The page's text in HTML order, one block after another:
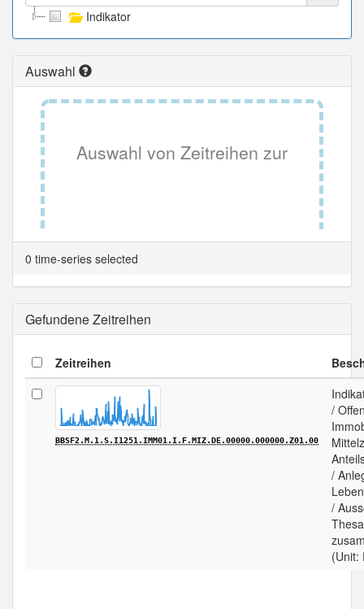
Indikator
Auswahl
Auswahl von Zeitreihen zur
Tabellenansicht.
0 time-series selected
Gefundene Zeitreihen
Zeitreihen
BBSF2.M.1.S.I1251.IMM01.I.F.MIZ.DE.00000.000000.Z01.00
/
/
/
(Unit: